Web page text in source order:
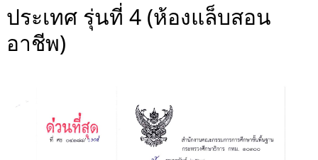
ประเทศ รุ่นที่ 4 (ห้องแล็บสอน
อาชีพ)